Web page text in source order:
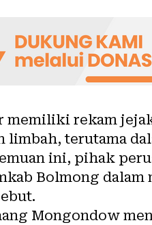
memiliki rekam
limbah, terutama
ini, pihak
Bolmong
Mongondow